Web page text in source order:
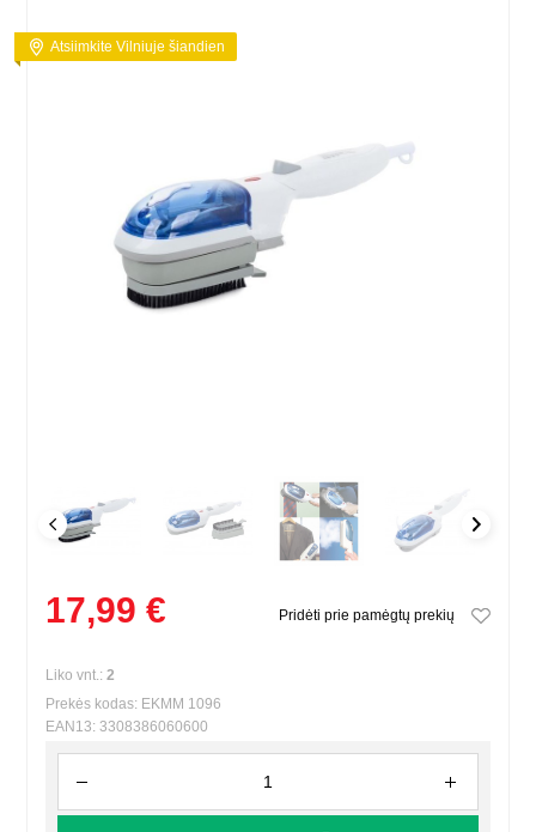
Atsiimkite Vilniuje šiandien
17,99 € Pridėti prie pamėgtų prekių
Liko vnt.:2
Prekės kodas: EKMM 1096
EAN13: 3308386060600